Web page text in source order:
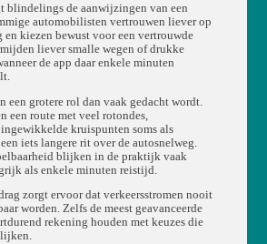
blindelings de aanwijzingen van een
automobilisten vertrouwen liever op
en kiezen bewust voor een vertrouwde
liever smalle wegen of drukke
de app daar enkele minuten
een grotere rol dan vaak gedacht wordt.
een route met veel rotondes,
kruispunten soms als
iets langere rit over de autosnelweg.
blijken in de praktijk vaak
als enkele minuten reistijd.
zorgt ervoor dat verkeersstromen nooit
worden. Zelfs de meest geavanceerde
rekening houden met keuzes die